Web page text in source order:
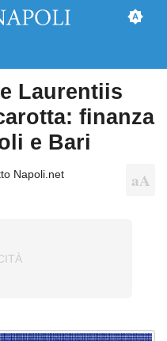
Laurentiis
finanza
e Bari
Napoli.net